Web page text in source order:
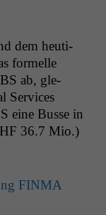
dem heuti­
formelle
ab, gle­
Ser­vices
eine Busse in
36.7 Mio.)
FINMA